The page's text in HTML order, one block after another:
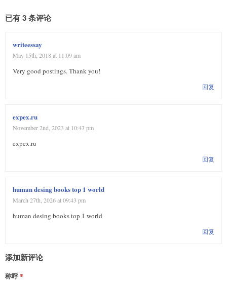
已有 3 条评论
writeessay
May 15th, 2018 at 11:09 am
Very good postings. Thank you!
回复
expex.ru
November 2nd, 2023 at 10:43 pm
expex.ru
回复
human desing books top 1 world
March 27th, 2026 at 09:43 pm
human desing books top 1 world
回复
添加新评论
称呼